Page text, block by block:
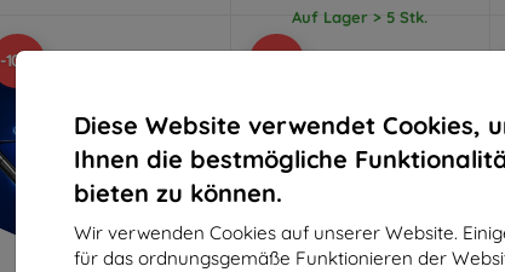
Diese Website verwendet Cookies,
Ihnen die bestmögliche
bieten zu können.
Wir verwenden Cookies auf unserer Website.
für das ordnungsgemäße Funktionieren der
Auf Lager > 5 Stk.
-10%